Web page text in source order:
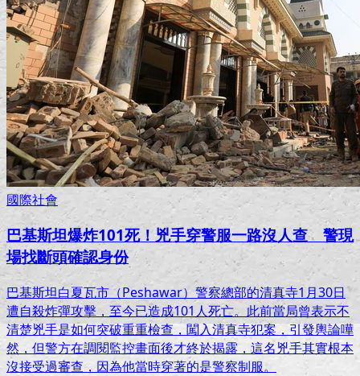
國際社會
巴基斯坦爆炸101死！兇手穿警服一路沒人查 警現
場找斷頭確認身份
巴基斯坦白夏瓦市（Peshawar）警察總部的清真寺1月30日
遭自殺炸彈攻擊，至今已造成101人死亡。此前當局曾表示不
清楚兇手是如何突破重重檢查，闖入清真寺犯案，引發輿論嘩
然，但警方在調閱監控畫面後才終於揭露，這名兇手其實根本
沒接受過審查，因為他當時穿著的是警察制服。